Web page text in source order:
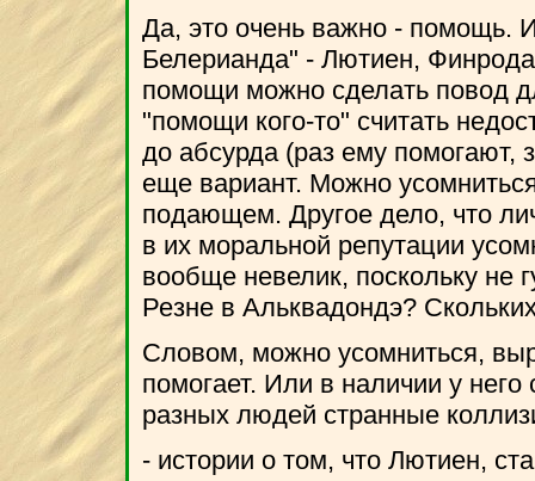
Да, это очень важно - помощь.
Белерианда" - Лютиен,
помощи можно сделать повод
"помощи кого-то" считать
до абсурда (раз ему помогают,
еще вариант. Можно
подающем. Другое дело, что
в их моральной репутации
вообще невелик, поскольку не
Резне в Альквадондэ?
Словом, можно усомниться,
помогает. Или в наличии у
разных людей странные
- истории о том, что Лютиен,